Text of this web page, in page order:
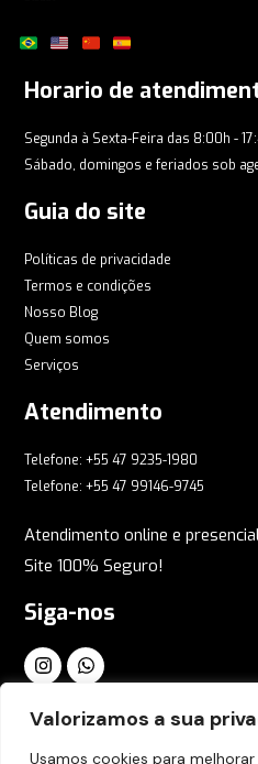
Valorizamos a sua
Usamos cookies para
Horario de
Segunda à Sexta-Feira das 8:00h -
Sábado, domingos e feriados sob
Guia do site
Políticas de privacidade
Termos e condições
Nosso Blog
Quem somos
Serviços
Atendimento
Telefone: +55 47 9235-1980
Telefone: +55 47 99146-9745
Atendimento online e
Site 100% Seguro!
Siga-nos
Inscreva-se em